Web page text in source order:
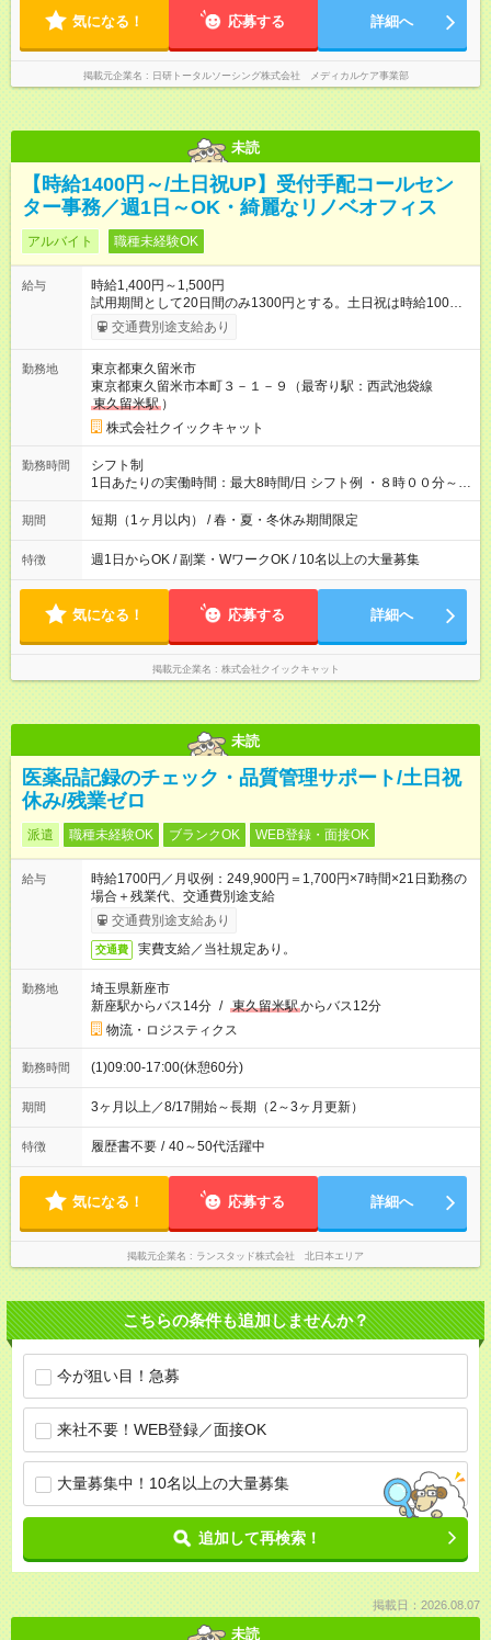
気になる！ 応募する 詳細へ
掲載元企業名 日研トータルソーシング株式会社 メディカルケア事業部
未読
【時給1400円～/土日祝UP】受付手配コールセン
ター事務／週1日～OK・綺麗なリノベオフィス
アルバイト 職種未経験OK
給与
時給1,400円～1,500円
試用期間として20日間のみ1300円とする。土日祝は時給100円
アップ！ 【試用期間】試用期間あり 試用期間の長さ：1ヶ月
※ 雇用形態と給与に、本採用時と異なる部分があります。 雇用
用期間として20日間のみ1300円とする。土日祝は時給100円ア
ップ！
交通費別途支給あり
勤務地
東京都東久留米市
東京都東久留米市本町３－１－９（最寄り駅：西武池袋線
東久留米駅 ）
株式会社クイックキャット
勤務時間
シフト制
1日あたりの実働時間：最大8時間/日 シフト例 ・８時００分～１
４時００分 ・８時００分～１７時００分 ・１４時００分～２０
時００分 ・１４時００分～２２時００分 ・１７時００分～２２
期間 短期（1ヶ月以内） / 春・夏・冬休み期間限定
特徴 週1日からOK / 副業・WワークOK / 10名以上の大量募集
気になる！ 応募する 詳細へ
掲載元企業名 株式会社クイックキャット
未読
医薬品記録のチェック・品質管理サポート/土日祝
休み/残業ゼロ
派遣 職種未経験OK ブランクOK WEB登録・面接OK
給与
時給1700円／月収例：249,900円＝1,700円×7時間×21日勤務の
場合＋残業代、交通費別途支給
交通費別途支給あり
交通費 実費支給／当社規定あり。
勤務地
埼玉県新座市
新座駅からバス14分 / 東久留米駅からバス12分
物流・ロジスティクス
勤務時間 (1)09:00-17:00(休憩60分)
期間 3ヶ月以上／8/17開始～長期（2～3ヶ月更新）
特徴 履歴書不要 / 40～50代活躍中
気になる！ 応募する 詳細へ
掲載元企業名 ランスタッド株式会社 北日本エリア
こちらの条件も追加しませんか？
今が狙い目！急募
来社不要！WEB登録／面接OK
大量募集中！10名以上の大量募集
追加して再検索！
掲載日：2026.08.07
未読